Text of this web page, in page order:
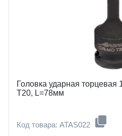
Головка ударная
T20, L=78мм
Код товара: ATAS022